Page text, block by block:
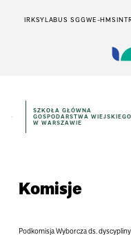
IRKSYLABUS SGGWE-HMS
SZKOŁA GŁÓWNA
GOSPODARSTWA WIEJSKIEGO
W WARSZAWIE
Komisje
Podkomisja Wyborcza ds.